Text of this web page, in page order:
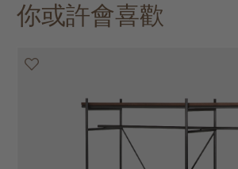
你或許會喜歡